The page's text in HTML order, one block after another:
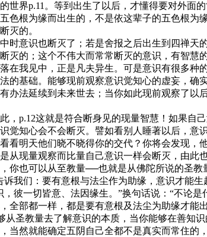
世界p.11。等到出生了以后，才懂得要对外
色根为缘而出生的，不是依这辈子的五色根
灭的。
意识也断灭了；若是舍报之后出生到四禅天
灭的；这个不伟大而常常断灭的意识，有智
在我见中，正是凡夫异生。可是意识有很多
的基础。能够现前观察意识觉知心的虚妄，
办法延续到未来世去；当你如此现前观察了
p.12这就是符合断身见的现量智慧！如果自
觉知心会不会断灭。譬如看别人睡著以后，
看明天他们晓不晓得你的交代？你将会发现
从现量观察而比量自己意识一样会断灭，由此
也可以从至教量──也就是从佛陀所说的圣
诉我们：要有意根与法尘作为助缘，意识才能
彼一切皆意、法因缘生。”换句话说：“不论
全部都一样，都是要有意根及法尘为助缘才能
从圣教量去了解意识的本质，当你能够在善
当然就能确定五阴自己全都不是真实而常住